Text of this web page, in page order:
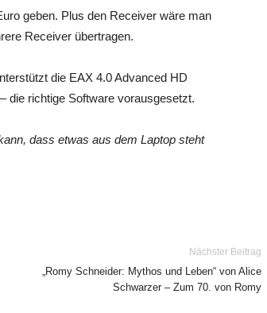
geben. Plus den Receiver wäre man
Receiver übertragen.
die EAX 4.0 Advanced HD
die richtige Software vorausgesetzt.
dass etwas aus dem Laptop steht
Nächster Beitrag
„Romy Schneider: Mythos und Leben“ von Alice
Schwarzer – Zum 70. von Romy